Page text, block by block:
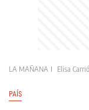
LA MAÑANA Elisa Carrió
PAÍS